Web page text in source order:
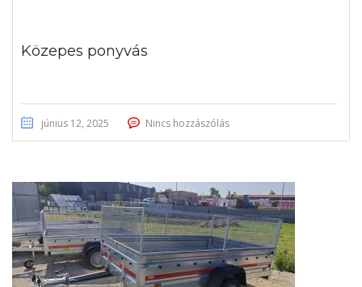
Közepes ponyvás
június 12, 2025 Nincs hozzászólás